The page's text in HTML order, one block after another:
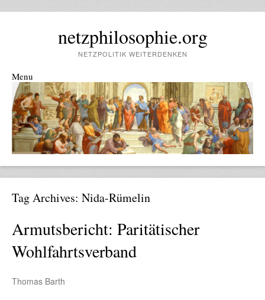
netzphilosophie.org
NETZPOLITIK WEITERDENKEN
Menu
Skip to content
Tag Archives: Nida-Rümelin
Armutsbericht: Paritätischer
Wohlfahrtsverband
Thomas Barth